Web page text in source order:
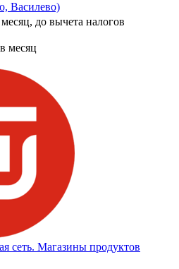
Василево)
месяц, до вычета налогов
месяц
сеть. Магазины продуктов